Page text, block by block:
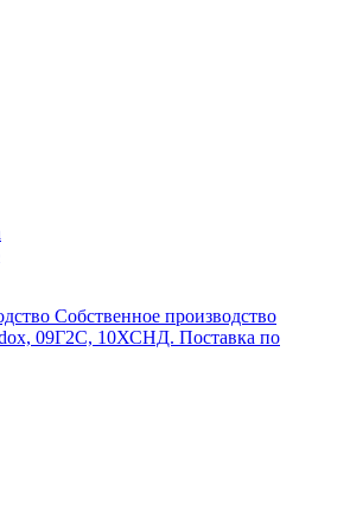
Собственное производство
09Г2С, 10ХСНД. Поставка по